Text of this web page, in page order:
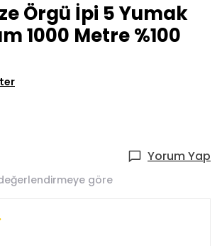
Örgü İpi 5 Yumak
1000 Metre %100
Yorum Yap
göre